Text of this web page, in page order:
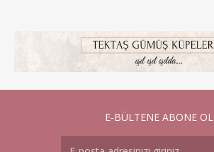
E-BÜLTENE ABONE OL